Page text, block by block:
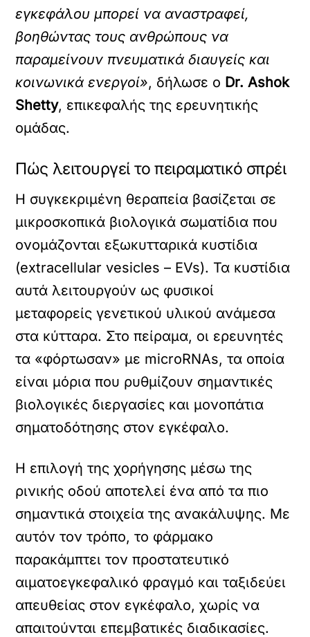
εγκεφάλου μπορεί να αναστραφεί,
βοηθώντας τους ανθρώπους να
παραμείνουν πνευματικά διαυγείς και
κοινωνικά ενεργοί», δήλωσε ο Dr. Ashok
Shetty, επικεφαλής της ερευνητικής
ομάδας.
Πώς λειτουργεί το πειραματικό σπρέι
Η συγκεκριμένη θεραπεία βασίζεται σε
μικροσκοπικά βιολογικά σωματίδια που
ονομάζονται εξωκυτταρικά κυστίδια
(extracellular vesicles – EVs). Τα κυστίδια
αυτά λειτουργούν ως φυσικοί
μεταφορείς γενετικού υλικού ανάμεσα
στα κύτταρα. Στο πείραμα, οι ερευνητές
τα «φόρτωσαν» με microRNAs, τα οποία
είναι μόρια που ρυθμίζουν σημαντικές
βιολογικές διεργασίες και μονοπάτια
σηματοδότησης στον εγκέφαλο.
Η επιλογή της χορήγησης μέσω της
ρινικής οδού αποτελεί ένα από τα πιο
σημαντικά στοιχεία της ανακάλυψης. Με
αυτόν τον τρόπο, το φάρμακο
παρακάμπτει τον προστατευτικό
αιματοεγκεφαλικό φραγμό και ταξιδεύει
απευθείας στον εγκέφαλο, χωρίς να
απαιτούνται επεμβατικές διαδικασίες.